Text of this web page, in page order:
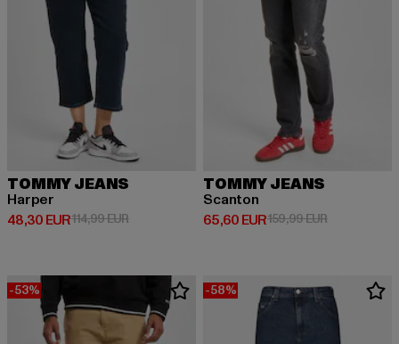
TOMMY JEANS
Harper
48,30 EUR
Derzeitiger Preis: 48,30 EUR
114,99 EURAktionspreis: 114,99 EUR
TOMMY JEANS
Scanton
65,60 EUR
Derzeitiger Preis: 65,60 EUR
159,99 EURAktionspreis:
-53% -58%